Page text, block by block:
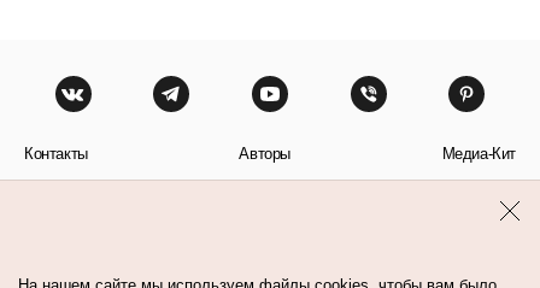
Контакты Авторы Медиа-Кит
На нашем сайте мы используем файлы cookies, чтобы вам было